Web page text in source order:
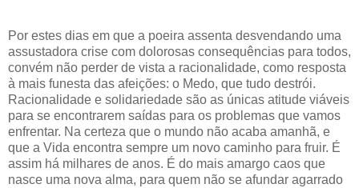
Por estes dias em que a poeira assenta desvendando uma
assustadora crise com dolorosas consequências para todos,
convém não perder de vista a racionalidade, como resposta
à mais funesta das afeições: o Medo, que tudo destrói.
Racionalidade e solidariedade são as únicas atitude viáveis
para se encontrarem saídas para os problemas que vamos
enfrentar. Na certeza que o mundo não acaba amanhã, e
que a Vida encontra sempre um novo caminho para fruir. É
assim há milhares de anos. É do mais amargo caos que
nasce uma nova alma, para quem não se afundar agarrado